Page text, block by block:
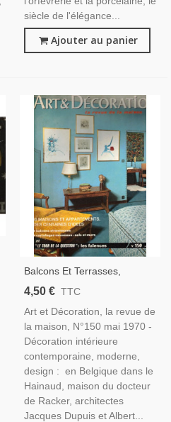
siècle de l'élégance...
Ajouter au panier
Balcons Et Terrasses,
Nouveaux Carrelages 1970,
Architecte Jean Rouzaud, -
Art Et Décoration, N°150 Mai
1970 -
4,50 € TTC
Art et Décoration, la revue de
la maison, N°150 mai 1970 -
Décoration intérieure
contemporaine, moderne,
design : en Belgique dans le
Hainaud, maison du docteur
de Racker, architectes
Jacques Dupuis et Albert...